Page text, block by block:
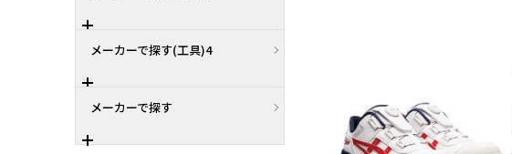
メーカーで探す(工具)4
メーカーで探す